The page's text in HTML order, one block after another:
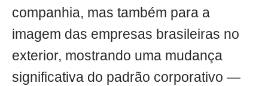
companhia, mas também para a
imagem das empresas brasileiras no
exterior, mostrando uma mudança
significativa do padrão corporativo —